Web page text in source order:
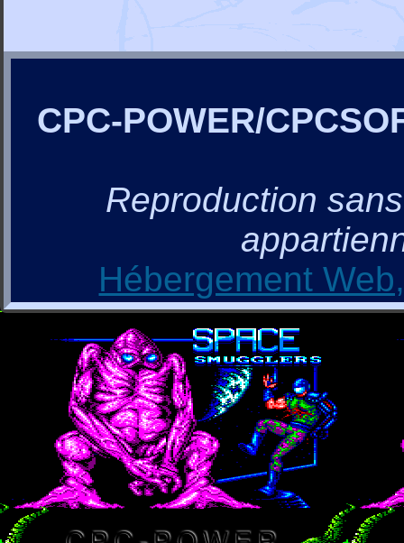
CPC-POWER/
Reproduction
Hébergement